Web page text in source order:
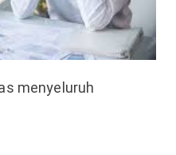
menyeluruh